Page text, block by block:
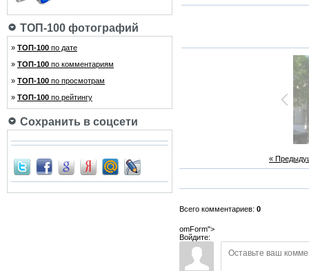
ТОП-100 фотографий
» ТОП-100 по дате
» ТОП-100 по комментариям
» ТОП-100 по просмотрам
» ТОП-100 по рейтингу
Сохранить в соцсети
«
Всего комментариев: 0
omForm">
Войдите: